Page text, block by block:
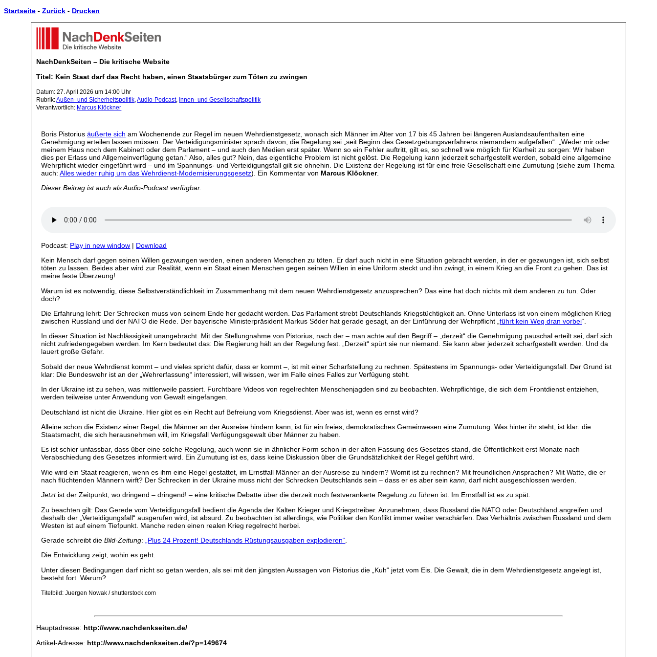
Startseite - Zurück - Drucken
NachDenkSeiten – Die kritische Website
Titel: Kein Staat darf das Recht haben, einen Staatsbürger zum Töten zu zwingen
Datum: 27. April 2026 um 14:00 Uhr
Rubrik:Außen- und Sicherheitspolitik,Audio-Podcast, Innen- und Gesellschaftspolitik
Verantwortlich: Marcus Klöckner
Boris Pistoriusäußerte sich am Wochenende zur Regel im neuen Wehrdienstgesetz, wonach sich Männer im Alter von 17 bis 45 Jahren bei längeren Auslandsaufenthalten eine
Genehmigung erteilen lassen müssen. Der Verteidigungsminister sprach davon, die Regelung sei „seit Beginn des Gesetzgebungsverfahrens niemandem aufgefallen“. „Weder mir oder
meinem Haus noch dem Kabinett oder dem Parlament – und auch den Medien erst später. Wenn so ein Fehler auftritt, gilt es, so schnell wie möglich für Klarheit zu sorgen: Wir haben
dies per Erlass und Allgemeinverfügung getan.“ Also, alles gut? Nein, das eigentliche Problem ist nicht gelöst. Die Regelung kann jederzeit scharfgestellt werden, sobald eine allgemeine
Wehrpflicht wieder eingeführt wird – und im Spannungs- und Verteidigungsfall gilt sie ohnehin. Die Existenz der Regelung ist für eine freie Gesellschaft eine Zumutung (siehe zum Thema
auch:Alles wieder ruhig um das Wehrdienst-Modernisierungsgesetz). Ein Kommentar von Marcus Klöckner.
Dieser Beitrag ist auch als Audio-Podcast verfügbar.
Podcast: Play in new window | Download
Kein Mensch darf gegen seinen Willen gezwungen werden, einen anderen Menschen zu töten. Er darf auch nicht in eine Situation gebracht werden, in der er gezwungen ist, sich selbst
töten zu lassen. Beides aber wird zur Realität, wenn ein Staat einen Menschen gegen seinen Willen in eine Uniform steckt und ihn zwingt, in einem Krieg an die Front zu gehen. Das ist
meine feste Überzeung!
Warum ist es notwendig, diese Selbstverständlichkeit im Zusammenhang mit dem neuen Wehrdienstgesetz anzusprechen? Das eine hat doch nichts mit dem anderen zu tun. Oder
doch?
Die Erfahrung lehrt: Der Schrecken muss von seinem Ende her gedacht werden. Das Parlament strebt Deutschlands Kriegstüchtigkeit an. Ohne Unterlass ist von einem möglichen Krieg
zwischen Russland und der NATO die Rede. Der bayerische Ministerpräsident Markus Söder hat gerade gesagt, an der Einführung der Wehrpflicht „führt kein Weg dran vorbei“.
In dieser Situation ist Nachlässigkeit unangebracht. Mit der Stellungnahme von Pistorius, nach der – man achte auf den Begriff – „derzeit“ die Genehmigung pauschal erteilt sei, darf sich
nicht zufriedengegeben werden. Im Kern bedeutet das: Die Regierung hält an der Regelung fest. „Derzeit“ spürt sie nur niemand. Sie kann aber jederzeit scharfgestellt werden. Und da
lauert große Gefahr.
Sobald der neue Wehrdienst kommt – und vieles spricht dafür, dass er kommt –, ist mit einer Scharfstellung zu rechnen. Spätestens im Spannungs- oder Verteidigungsfall. Der Grund ist
klar: Die Bundeswehr ist an der „Wehrerfassung“ interessiert, will wissen, wer im Falle eines Falles zur Verfügung steht.
In der Ukraine ist zu sehen, was mittlerweile passiert. Furchtbare Videos von regelrechten Menschenjagden sind zu beobachten. Wehrpflichtige, die sich dem Frontdienst entziehen,
werden teilweise unter Anwendung von Gewalt eingefangen.
Deutschland ist nicht die Ukraine. Hier gibt es ein Recht auf Befreiung vom Kriegsdienst. Aber was ist, wenn es ernst wird?
Alleine schon die Existenz einer Regel, die Männer an der Ausreise hindern kann, ist für ein freies, demokratisches Gemeinwesen eine Zumutung. Was hinter ihr steht, ist klar: die
Staatsmacht, die sich herausnehmen will, im Kriegsfall Verfügungsgewalt über Männer zu haben.
Es ist schier unfassbar, dass über eine solche Regelung, auch wenn sie in ähnlicher Form schon in der alten Fassung des Gesetzes stand, die Öffentlichkeit erst Monate nach
Verabschiedung des Gesetzes informiert wird. Ein Zumutung ist es, dass keine Diskussion über die Grundsätzlichkeit der Regel geführt wird.
Wie wird ein Staat reagieren, wenn es ihm eine Regel gestattet, im Ernstfall Männer an der Ausreise zu hindern? Womit ist zu rechnen? Mit freundlichen Ansprachen? Mit Watte, die er
nach flüchtenden Männern wirft? Der Schrecken in der Ukraine muss nicht der Schrecken Deutschlands sein – dass er es aber seinkann , darf nicht ausgeschlossen werden.
Jetztist der Zeitpunkt, wo dringend – dringend! – eine kritische Debatte über die derzeit noch festverankerte Regelung zu führen ist. Im Ernstfall ist es zu spät.
Zu beachten gilt: Das Gerede vom Verteidigungsfall bedient die Agenda der Kalten Krieger und Kriegstreiber. Anzunehmen, dass Russland die NATO oder Deutschland angreifen und
deshalb der „Verteidigungsfall“ ausgerufen wird, ist absurd. Zu beobachten ist allerdings, wie Politiker den Konflikt immer weiter verschärfen. Das Verhältnis zwischen Russland und dem
Westen ist auf einem Tiefpunkt. Manche reden einen realen Krieg regelrecht herbei.
Gerade schreibt dieBild-Zeitung: „Plus 24 Prozent! Deutschlands Rüstungsausgaben explodieren“
Die Entwicklung zeigt, wohin es geht.
Unter diesen Bedingungen darf nicht so getan werden, als sei mit den jüngsten Aussagen von Pistorius die „Kuh“ jetzt vom Eis. Die Gewalt, die in dem Wehrdienstgesetz angelegt ist,
besteht fort. Warum?
Titelbild: Juergen Nowak / shutterstock.com
Hauptadresse: http://www.nachdenkseiten.de/
Artikel-Adresse: http://www.nachdenkseiten.de/?p=149674